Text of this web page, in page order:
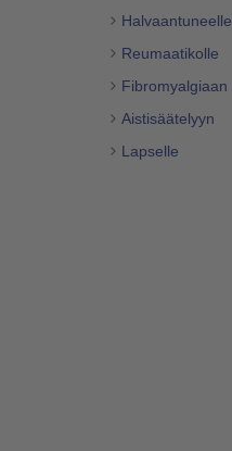
Halvaantuneelle
Reumaatikolle
Fibromyalgiaan
Aistisäätelyyn
Lapselle